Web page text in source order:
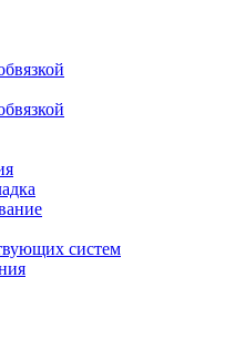
систем